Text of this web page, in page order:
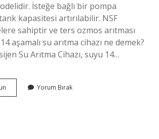
İsteğe bağlı bir pompa
kapasitesi artırılabilir. NSF
sahiptir ve ters ozmos arıtması
aşamalı su arıtma cihazı ne demek?
Su Arıtma Cihazı, suyu 14…
Aşamalı
Yorum Bırak